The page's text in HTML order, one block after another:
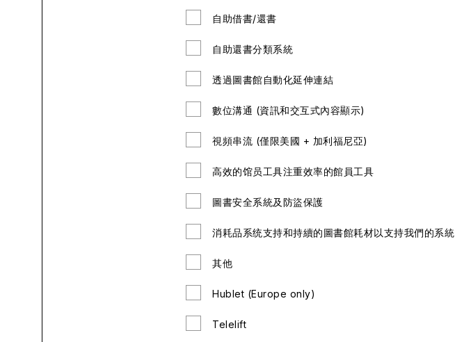
自助借書/還書
自助還書分類系統
透過圖書館自動化延伸連結
數位溝通 (資訊和交互式內容顯示)
視頻串流 (僅限美國 + 加利福尼亞)
高效的馆员工具注重效率的館員工具
圖書安全系統及防盜保護
消耗品系统支持和持續的圖書館耗材以支持我們的系統
其他
Hublet (Europe only)
Telelift